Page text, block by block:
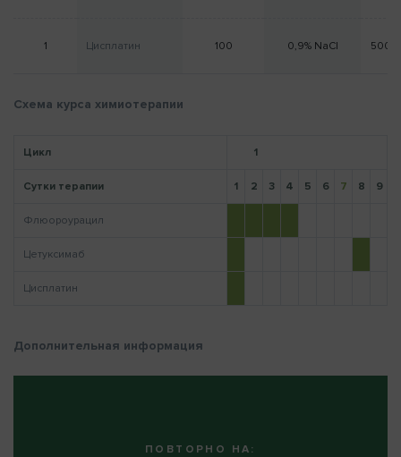
1 Цисплатин 100 0,9% NaCl 500
Схема курса химиотерапии
Цикл 1
Сутки терапии 1 2 3 4 5 6 7 8 9
Флюороурацил
Цетуксимаб
Цисплатин
Дополнительная информация
ПОВТОРНО НА: